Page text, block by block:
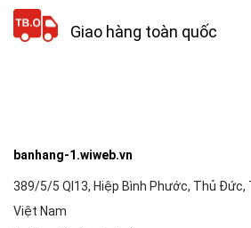
Giao hàng toàn quốc
banhang-1.wiweb.vn
389/5/5 Ql13, Hiệp Bình Phước, Thủ Đức,
Việt Nam